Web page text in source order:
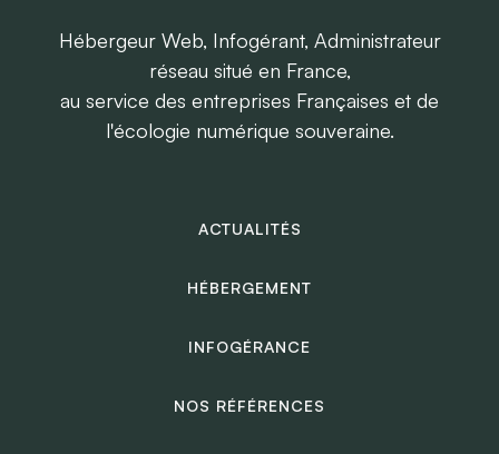
Hébergeur Web, Infogérant, Administrateur
réseau situé en France,
au service des entreprises Françaises et de
l'écologie numérique souveraine.
ACTUALITÉS
HÉBERGEMENT
INFOGÉRANCE
NOS RÉFÉRENCES